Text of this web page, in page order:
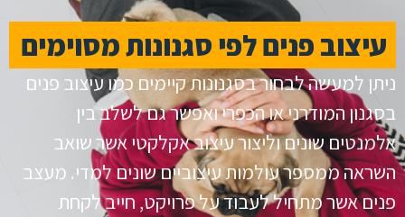
עיצוב פנים לפי סגנונות מסוימים
ניתן למעשה לבחור בסגנונות קיימים כמו עיצוב פנים
בסגנון המודרני או הכפרי ואפשר גם לשלב בין
אלמנטים שונים וליצור עיצוב אקלקטי אשר שואב
השראה ממספר עולמות עיצוביים שונים למדי. מעצב
פנים אשר מתחיל לעבוד על פרויקט, חייב לקחת